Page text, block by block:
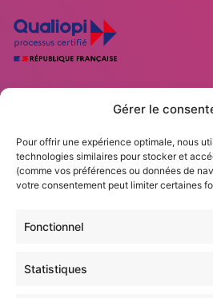
Gérer le
Pour offrir une expérience optimale, nous
technologies similaires pour stocker et
(comme vos préférences ou données de
votre consentement peut limiter certaines
Fonctionnel
Statistiques
Nos solutions
Calendrier des
Blog